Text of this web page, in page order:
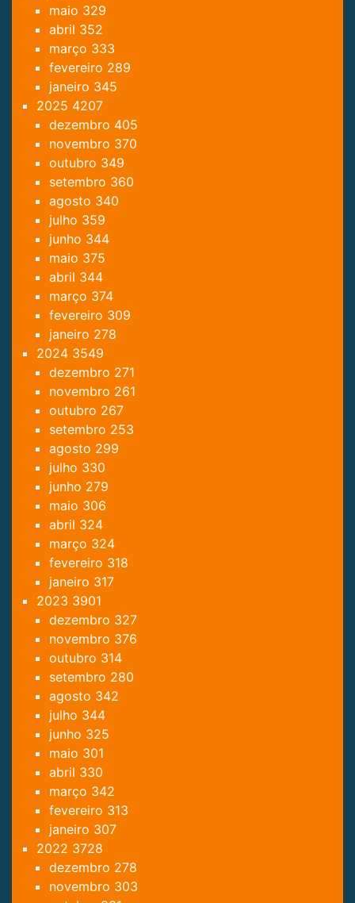
maio 329
abril 352
março 333
fevereiro 289
janeiro 345
2025 4207
dezembro 405
novembro 370
outubro 349
setembro 360
agosto 340
julho 359
junho 344
maio 375
abril 344
março 374
fevereiro 309
janeiro 278
2024 3549
dezembro 271
novembro 261
outubro 267
setembro 253
agosto 299
julho 330
junho 279
maio 306
abril 324
março 324
fevereiro 318
janeiro 317
2023 3901
dezembro 327
novembro 376
outubro 314
setembro 280
agosto 342
julho 344
junho 325
maio 301
abril 330
março 342
fevereiro 313
janeiro 307
2022 3728
dezembro 278
novembro 303